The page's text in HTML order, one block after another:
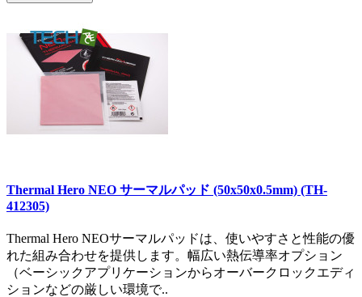
Thermal Hero NEO サーマルパッド (50x50x0.5mm) (TH-
412305)
Thermal Hero NEOサーマルパッドは、使いやすさと性能の優
れた組み合わせを提供します。幅広い熱伝導率オプション
（ベーシックアプリケーションからオーバークロックエディ
ションなどの厳しい環境で..